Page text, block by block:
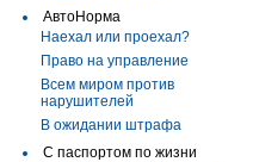
АвтоНорма
Наехал или проехал?
Право на управление
Всем миром против
нарушителей
В ожидании штрафа
С паспортом по жизни